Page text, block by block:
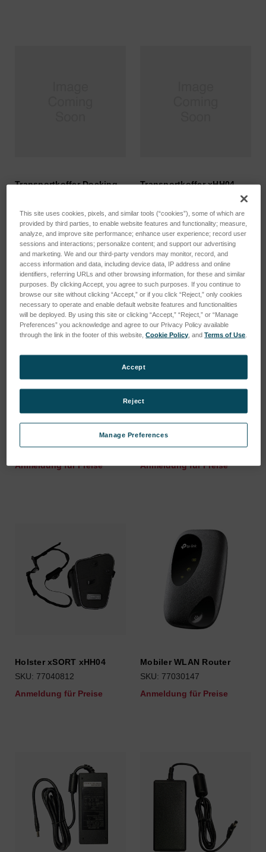
Transportkoffer Docking
SKU: 78240498
Anmeldung für Preise
Transportkoffer xHH04
Anmeldung für Preise
Speicherkarte micro SDHC
SKU: 78240496
Anmeldung für Preise
Armband / Handschlaufe
xSORT
SKU: 78240358
Anmeldung für Preise
Holster xSORT xHH04
SKU: 77040812
Anmeldung für Preise
Mobiler WLAN Router
SKU: 77030147
Anmeldung für Preise
This site uses cookies, pixels, and similar tools (“cookies”), some of which are
provided by third parties, to enable website features and functionality; measure,
analyze, and improve site performance; enhance user experience; record user
sessions and interactions; personalize content; and support our advertising
and marketing. We and our third-party vendors may monitor, record, and
access information and data, including device data, IP address and online
identifiers, referring URLs and other browsing information, for these and similar
purposes. By clicking Accept, you agree to such purposes. If you continue to
browse our site without clicking “Accept,” or if you click “Reject,” only cookies
necessary to operate and enable default website features and functionalities
will be deployed. By using this site or clicking “Accept,” “Reject,” or “Manage
Preferences” you acknowledge and agree to our Privacy Policy available
through the link in the footer of this website,Cookie Policy , andTerms of Use
Manage Preferences
Reject
Accept